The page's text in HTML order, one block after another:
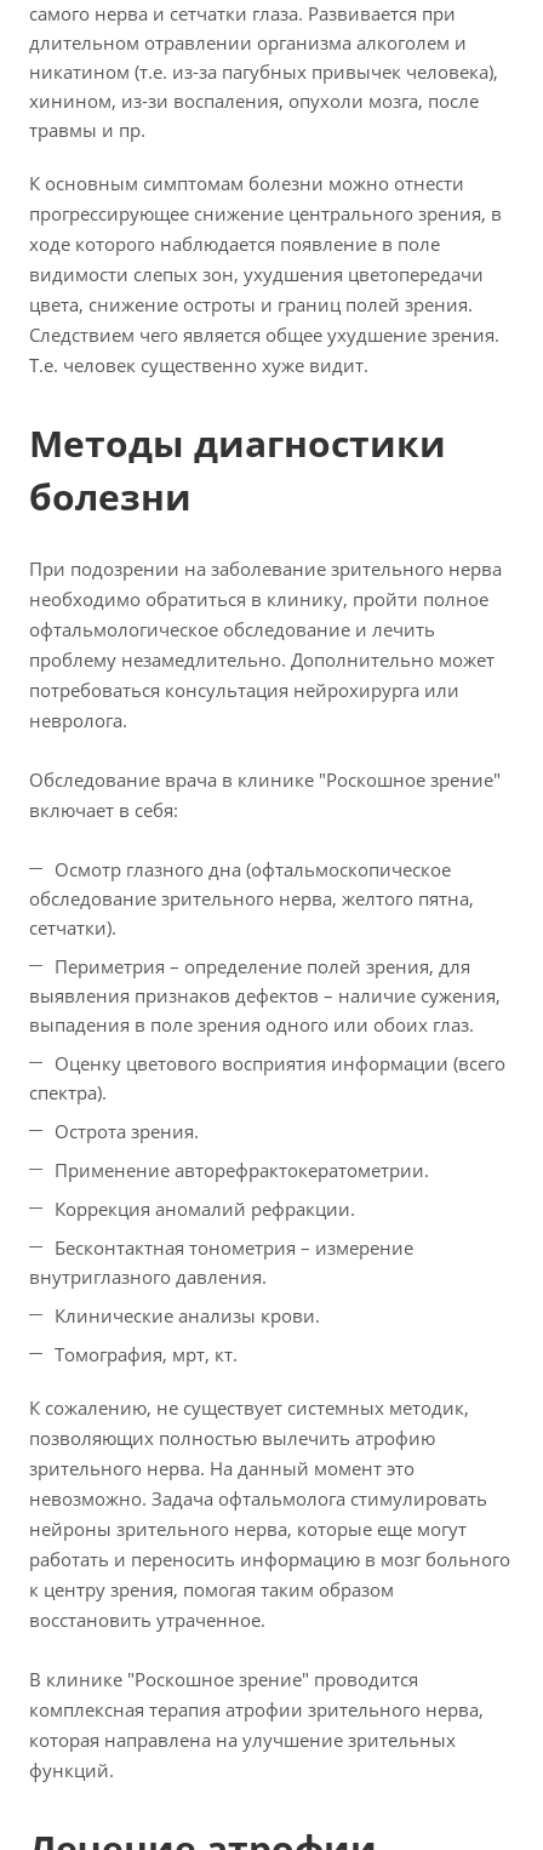
самого нерва и сетчатки глаза. Развивается при
длительном отравлении организма алкоголем и
никатином (т.е. из-за пагубных привычек человека),
хинином, из-зи воспаления, опухоли мозга, после
травмы и пр.
К основным симптомам болезни можно отнести
прогрессирующее снижение центрального зрения, в
ходе которого наблюдается появление в поле
видимости слепых зон, ухудшения цветопередачи
цвета, снижение остроты и границ полей зрения.
Следствием чего является общее ухудшение зрения.
Т.е. человек существенно хуже видит.
Методы диагностики
болезни
При подозрении на заболевание зрительного нерва
необходимо обратиться в клинику, пройти полное
офтальмологическое обследование и лечить
проблему незамедлительно. Дополнительно может
потребоваться консультация нейрохирурга или
невролога.
Обследование врача в клинике "Роскошное зрение"
включает в себя:
Осмотр глазного дна (офтальмоскопическое
обследование зрительного нерва, желтого пятна,
сетчатки).
Периметрия – определение полей зрения, для
выявления признаков дефектов – наличие сужения,
выпадения в поле зрения одного или обоих глаз.
Оценку цветового восприятия информации (всего
спектра).
Острота зрения.
Применение авторефрактокератометрии.
Коррекция аномалий рефракции.
Бесконтактная тонометрия – измерение
внутриглазного давления.
Клинические анализы крови.
Томография, мрт, кт.
К сожалению, не существует системных методик,
позволяющих полностью вылечить атрофию
зрительного нерва. На данный момент это
невозможно. Задача офтальмолога стимулировать
нейроны зрительного нерва, которые еще могут
работать и переносить информацию в мозг больного
к центру зрения, помогая таким образом
восстановить утраченное.
В клинике "Роскошное зрение" проводится
комплексная терапия атрофии зрительного нерва,
которая направлена на улучшение зрительных
функций.